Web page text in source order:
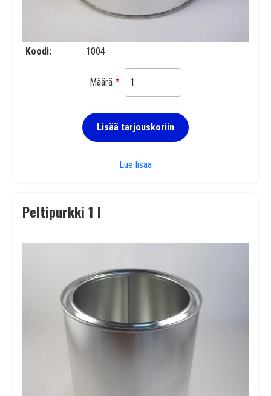
Koodi 1004
Määrä
Lisää tarjouskoriin
Lue lisääPeltipurkki 0,5 l
Peltipurkki 1 l